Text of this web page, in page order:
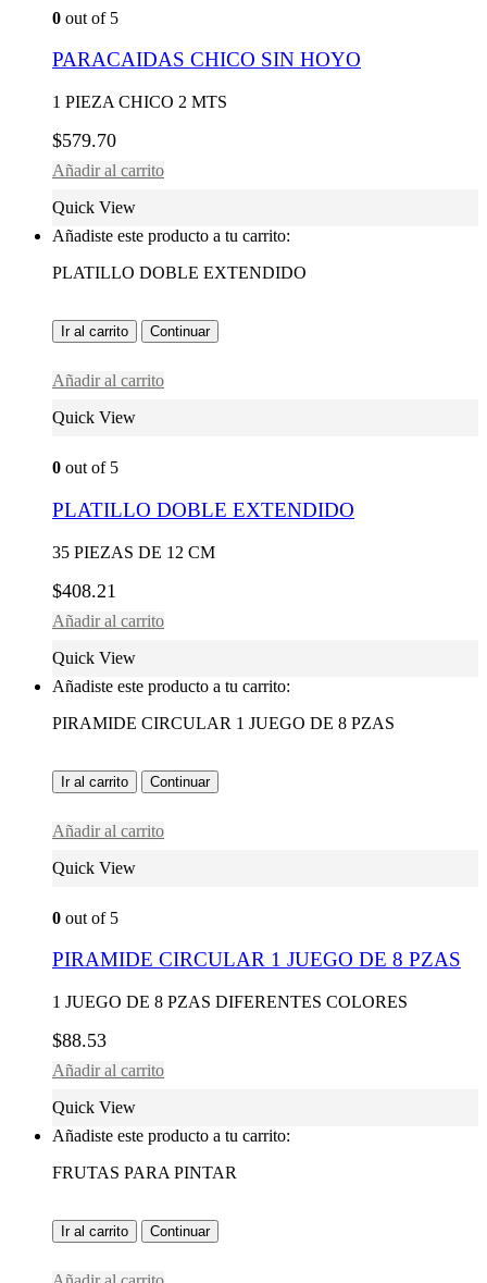
0 out of 5
PARACAIDAS CHICO SIN HOYO
1 PIEZA CHICO 2 MTS
$579.70
Añadir al carrito
Quick View
Añadiste este producto a tu carrito:
PLATILLO DOBLE EXTENDIDO
Ir al carrito Continuar
Añadir al carrito
Quick View
0 out of 5
PLATILLO DOBLE EXTENDIDO
35 PIEZAS DE 12 CM
$408.21
Añadir al carrito
Quick View
Añadiste este producto a tu carrito:
PIRAMIDE CIRCULAR 1 JUEGO DE 8 PZAS
Ir al carrito Continuar
Añadir al carrito
Quick View
0 out of 5
PIRAMIDE CIRCULAR 1 JUEGO DE 8 PZAS
1 JUEGO DE 8 PZAS DIFERENTES COLORES
$88.53
Añadir al carrito
Quick View
Añadiste este producto a tu carrito:
FRUTAS PARA PINTAR
Ir al carrito Continuar